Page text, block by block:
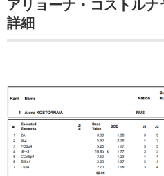
アリョーナ・コストル
詳細